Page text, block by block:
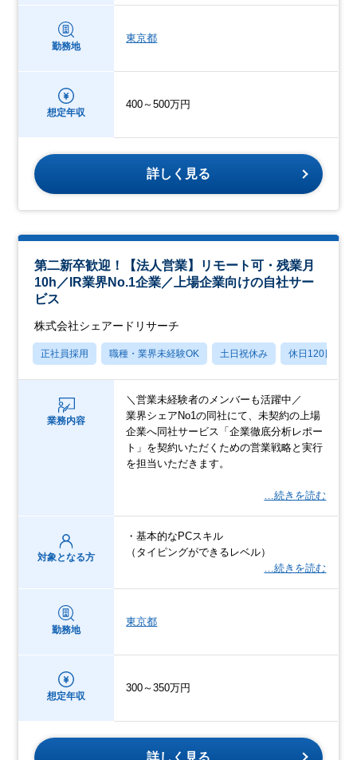
勤務地
東京都
想定年収
400～500万円
詳しく見る
第二新卒歓迎！【法人営業】リモート可・残業月
10h／IR業界No.1企業／上場企業向けの自社サー
ビス
株式会社シェアードリサーチ
正社員採用 職種・業界未経験OK 土日祝休み 休日120日以上
業務内容
＼営業未経験者のメンバーも活躍中／
業界シェアNo1の同社にて、未契約の上場
企業へ同社サービス「企業徹底分析レポー
ト」を契約いただくための営業戦略と実行
を担当いただきます。
…続きを読む
対象となる方
・基本的なPCスキル
（タイピングができるレベル）
…続きを読む
勤務地
東京都
想定年収
300～350万円
詳しく見る